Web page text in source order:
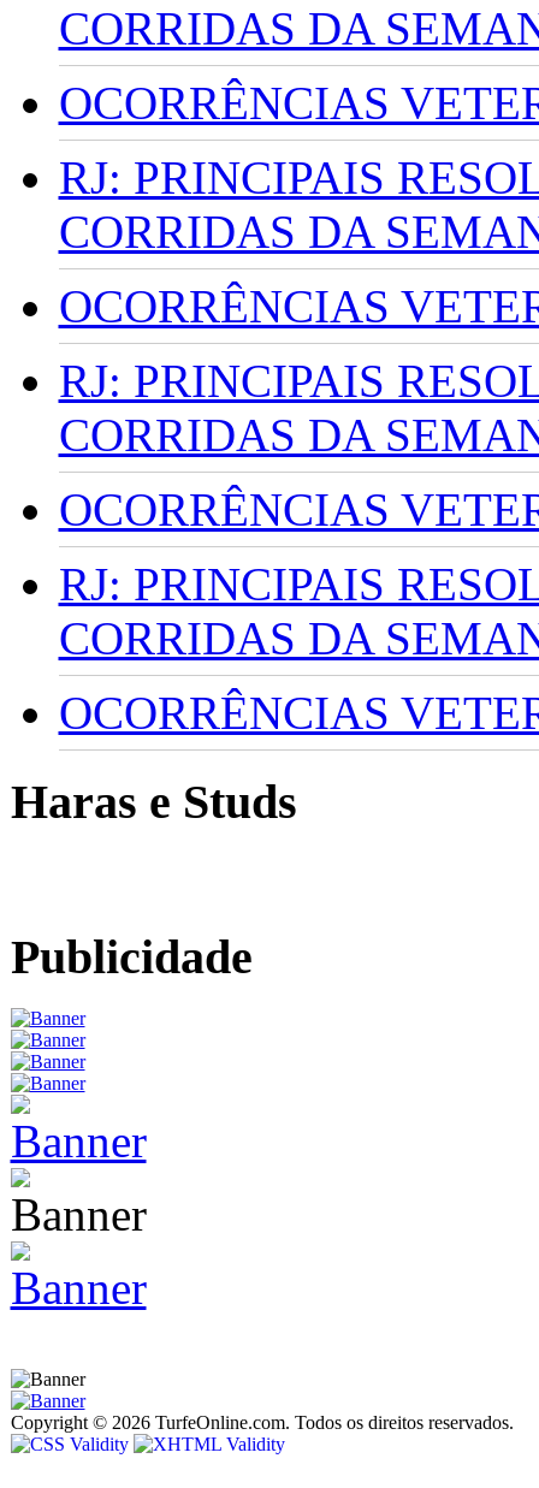
CORRIDAS DA
OCORRÊNCIAS
RJ: PRINCIPAIS
CORRIDAS DA
OCORRÊNCIAS
RJ: PRINCIPAIS
CORRIDAS DA
OCORRÊNCIAS
RJ: PRINCIPAIS
CORRIDAS DA
OCORRÊNCIAS
Haras e Studs
Publicidade
Copyright © 2026 TurfeOnline.com. Todos os direitos reservados.